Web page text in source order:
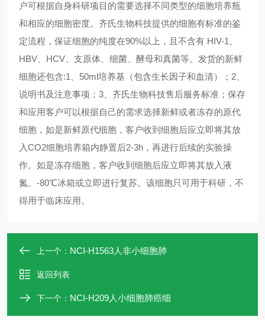
户可根据自身科研项目的需要选择不同类型的细胞培养瓶
和相应的细胞密度。齐氏生物科技提供的细胞有标准的鉴
定流程，保证细胞的纯度在90%以上，且不含有 HIV-1、
HBV、HCV、支原体、细菌、酵母和真菌等。发货的新鲜
细胞还包含:1、50ml培养基（包含生长因子和血清）；2、
说明书及注意事项；3、齐氏生物科技售后服务标准；保存
和应用客户可以根据自己的需求选择新鲜或者冻存的原代
细胞，如是新鲜原代细胞，客户收到细胞后应立即将其放
入CO2细胞培养箱内静置后2-3h，再进行后续的实验操
作。如是冻存细胞，客户收到细胞后应立即将其放入液
氮、-80℃冰箱或立即进行复苏。该细胞只可用于科研，不
得用于临床应用。
上一个： NCI-H1563人非小细胞肺
返回列表
下一个： NCI-H209人小细胞肺癌细